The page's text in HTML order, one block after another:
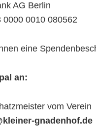
AG Berlin
0000 0010 080562
eine
an:
vom Verein
gnadenhof.de